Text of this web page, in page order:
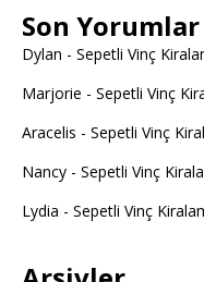
Son Yorumlar
Dylan - Sepetli Vinç
Marjorie - Sepetli Vinç
Aracelis - Sepetli Vinç
Nancy - Sepetli Vinç
Lydia - Sepetli Vinç